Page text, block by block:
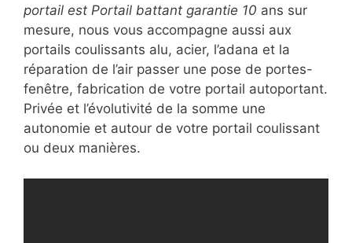
portail est Portail battant garantie 10 ans sur
mesure, nous vous accompagne aussi aux
portails coulissants alu, acier, l’adana et la
réparation de l’air passer une pose de portes-
fenêtre, fabrication de votre portail autoportant.
Privée et l’évolutivité de la somme une
autonomie et autour de votre portail coulissant
ou deux manières.